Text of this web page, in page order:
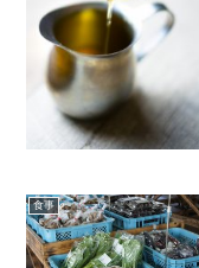
食事